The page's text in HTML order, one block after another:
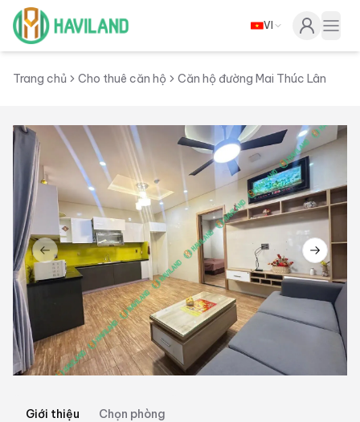
Haviland
VI
Trang chủ Cho thuê căn hộ Căn hộ đường Mai Thúc Lân
Previous slide Next
Giới thiệu Chọn phòng